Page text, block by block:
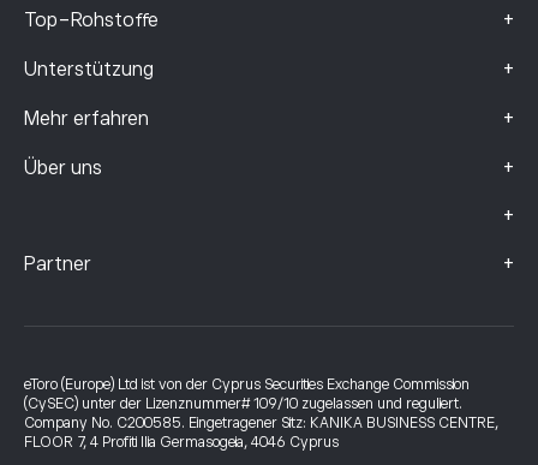
Top-Rohstoffe +
Unterstützung +
Mehr erfahren +
Über uns +
+
Partner +
eToro (Europe) Ltd ist von der Cyprus Securities Exchange Commission
(CySEC) unter der Lizenznummer# 109/10 zugelassen und reguliert.
Company No. C200585. Eingetragener Sitz: KANIKA BUSINESS CENTRE,
FLOOR 7, 4 Profiti Ilia Germasogeia, 4046 Cyprus